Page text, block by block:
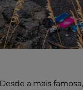
Desde a mais